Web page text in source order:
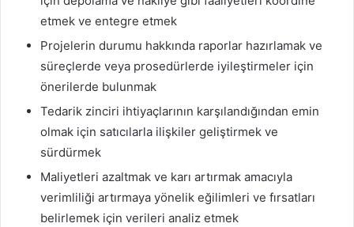
etmek ve entegre etmek
Projelerin durumu hakkında raporlar hazırlamak ve
süreçlerde veya prosedürlerde iyileştirmeler için
önerilerde bulunmak
Tedarik zinciri ihtiyaçlarının karşılandığından emin
olmak için satıcılarla ilişkiler geliştirmek ve
sürdürmek
Maliyetleri azaltmak ve karı artırmak amacıyla
verimliliği artırmaya yönelik eğilimleri ve fırsatları
belirlemek için verileri analiz etmek